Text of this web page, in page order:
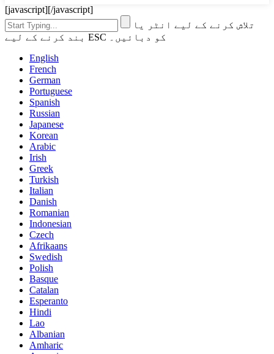
[javascript][/javascript]
تلاش کرنے کے لیے انٹر یا
بند کرنے کے لیے ESC کو دبائیں۔
English
French
German
Portuguese
Spanish
Russian
Japanese
Korean
Arabic
Irish
Greek
Turkish
Italian
Danish
Romanian
Indonesian
Czech
Afrikaans
Swedish
Polish
Basque
Catalan
Esperanto
Hindi
Lao
Albanian
Amharic